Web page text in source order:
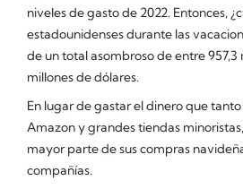
niveles de gasto de 2022. Entonces,
estadounidenses durante las
de un total asombroso de entre 957,3
millones de dólares.
En lugar de gastar el dinero que
Amazon y grandes tiendas
mayor parte de sus compras
compañías.